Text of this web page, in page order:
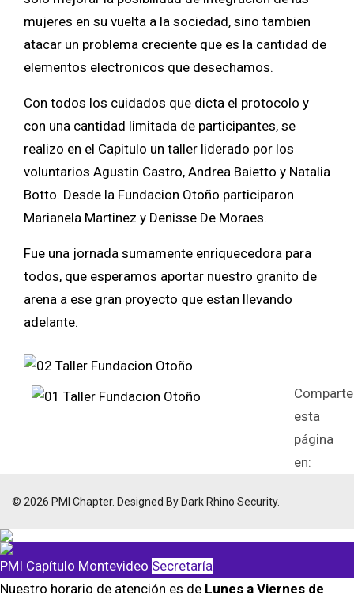
mujeres en su vuelta a la sociedad, sino tambien
atacar un problema creciente que es la cantidad de
elementos electronicos que desechamos.
Con todos los cuidados que dicta el protocolo y
con una cantidad limitada de participantes, se
realizo en el Capitulo un taller liderado por los
voluntarios Agustin Castro, Andrea Baietto y Natalia
Botto. Desde la Fundacion Otoño participaron
Marianela Martinez y Denisse De Moraes.
Fue una jornada sumamente enriquecedora para
todos, que esperamos aportar nuestro granito de
arena a ese gran proyecto que estan llevando
adelante.
Comparte
esta
página
en:
© 2026 PMI Chapter. Designed By Dark Rhino Security.
PMI Capítulo Montevideo Secretaría
Nuestro horario de atención es de Lunes a Viernes de